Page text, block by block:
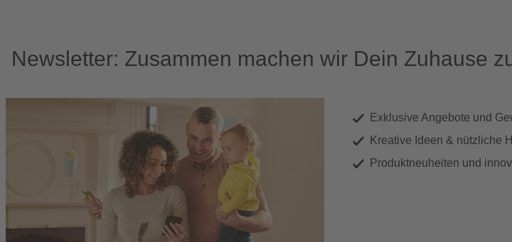
Newsletter: Zusammen machen wir Dein Zuhause
Exklusive Angebote und
Kreative Ideen & nützliche
Produktneuheiten und